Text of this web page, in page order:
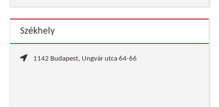
Székhely
1142 Budapest, Ungvár utca 64-66